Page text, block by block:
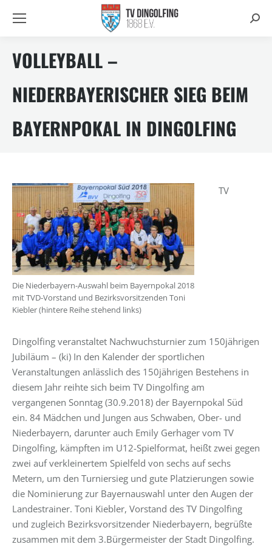
VOLLEYBALL –
NIEDERBAYERISCHER SIEG BEIM
BAYERNPOKAL IN DINGOLFING
Die Niederbayern-Auswahl beim Bayernpokal 2018
mit TVD-Vorstand und Bezirksvorsitzenden Toni
Kiebler (hintere Reihe stehend links)
TV
Dingolfing veranstaltet Nachwuchsturnier zum 150jährigen
Jubiläum – (ki) In den Kalender der sportlichen
Veranstaltungen anlässlich des 150jährigen Bestehens in
diesem Jahr reihte sich beim TV Dingolfing am
vergangenen Sonntag (30.9.2018) der Bayernpokal Süd
ein. 84 Mädchen und Jungen aus Schwaben, Ober- und
Niederbayern, darunter auch Emily Gerhager vom TV
Dingolfing, kämpften im U12-Spielformat, heißt zwei gegen
zwei auf verkleinertem Spielfeld von sechs auf sechs
Metern, um den Turniersieg und gute Platzierungen sowie
die Nominierung zur Bayernauswahl unter den Augen der
Landestrainer. Toni Kiebler, Vorstand des TV Dingolfing
und zugleich Bezirksvorsitzender Niederbayern, begrüßte
zusammen mit dem 3.Bürgermeister der Stadt Dingolfing.